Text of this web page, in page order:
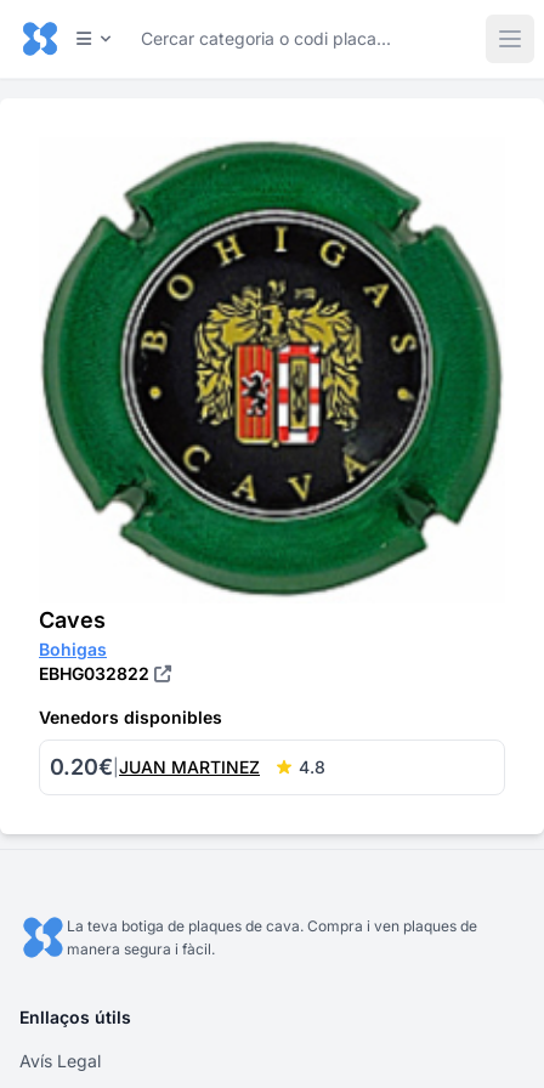
Caves
Bohigas
EBHG032822
Venedors disponibles
0.20€ JUAN MARTINEZ 4.8
La teva botiga de plaques de cava. Compra i ven plaques de
manera segura i fàcil.
Enllaços útils
Avís Legal